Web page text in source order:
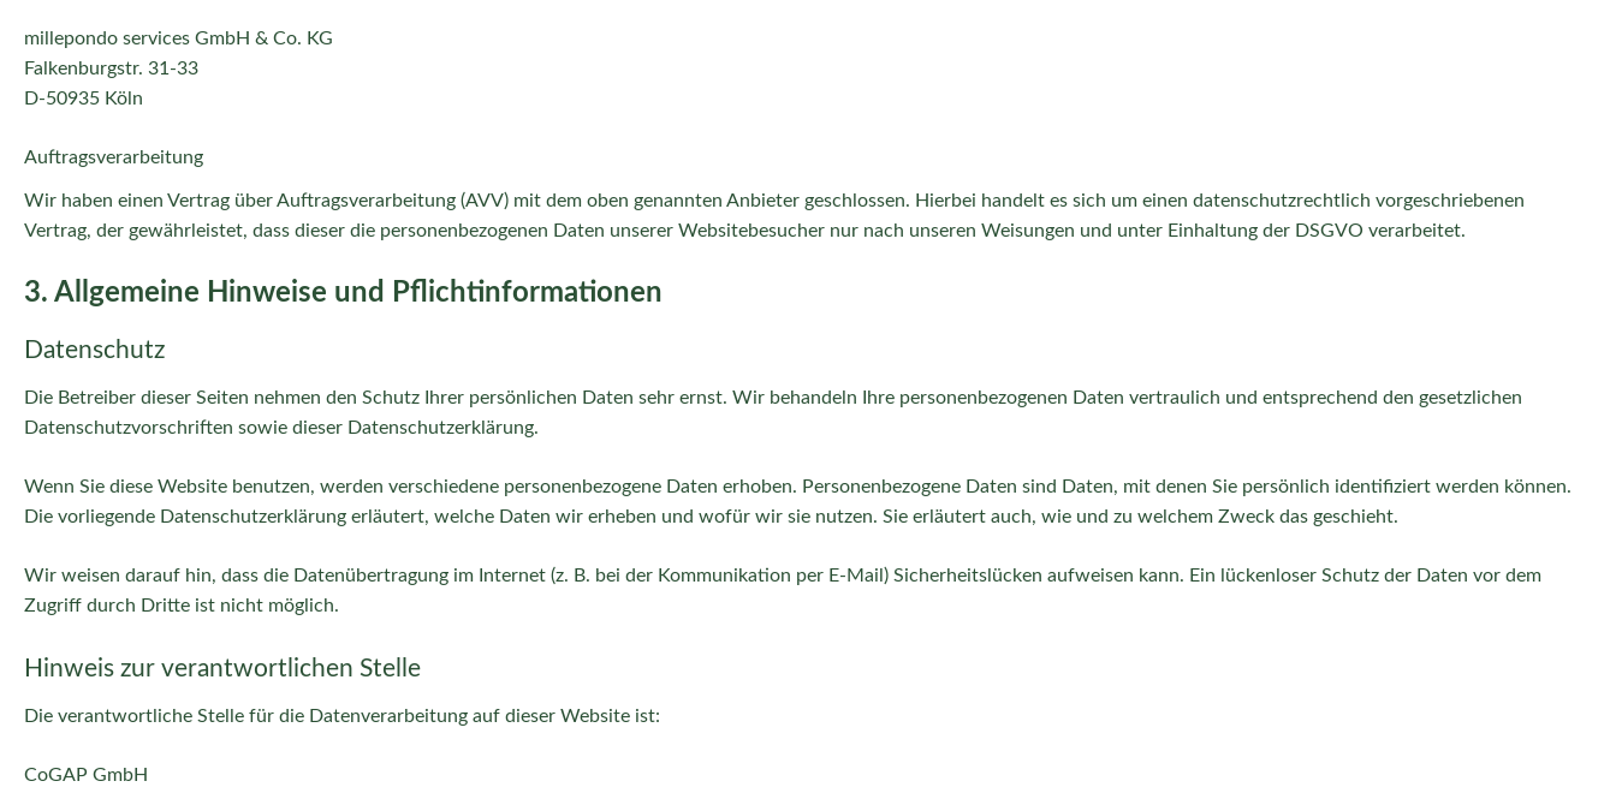
millepondo services GmbH & Co. KG
Falkenburgstr. 31-33
D-50935 Köln
Auftragsverarbeitung
Wir haben einen Vertrag über Auftragsverarbeitung (AVV) mit dem oben genannten Anbieter geschlossen. Hierbei handelt es sich um einen datenschutzrechtlich vorgeschriebenen
Vertrag, der gewährleistet, dass dieser die personenbezogenen Daten unserer Websitebesucher nur nach unseren Weisungen und unter Einhaltung der DSGVO verarbeitet.
3. Allgemeine Hinweise und Pflicht­informationen
Datenschutz
Die Betreiber dieser Seiten nehmen den Schutz Ihrer persönlichen Daten sehr ernst. Wir behandeln Ihre personenbezogenen Daten vertraulich und entsprechend den gesetzlichen
Datenschutzvorschriften sowie dieser Datenschutzerklärung.
Wenn Sie diese Website benutzen, werden verschiedene personenbezogene Daten erhoben. Personenbezogene Daten sind Daten, mit denen Sie persönlich identifiziert werden können.
Die vorliegende Datenschutzerklärung erläutert, welche Daten wir erheben und wofür wir sie nutzen. Sie erläutert auch, wie und zu welchem Zweck das geschieht.
Wir weisen darauf hin, dass die Datenübertragung im Internet (z. B. bei der Kommunikation per E-Mail) Sicherheitslücken aufweisen kann. Ein lückenloser Schutz der Daten vor dem
Zugriff durch Dritte ist nicht möglich.
Hinweis zur verantwortlichen Stelle
Die verantwortliche Stelle für die Datenverarbeitung auf dieser Website ist:
CoGAP GmbH